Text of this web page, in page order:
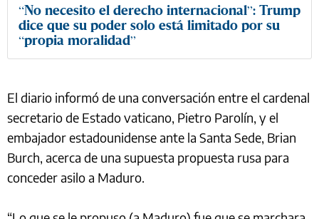
“No necesito el derecho internacional”: Trump
dice que su poder solo está limitado por su
“propia moralidad”
El diario informó de una conversación entre el cardenal
secretario de Estado vaticano, Pietro Parolín, y el
embajador estadounidense ante la Santa Sede, Brian
Burch, acerca de una supuesta propuesta rusa para
conceder asilo a Maduro.